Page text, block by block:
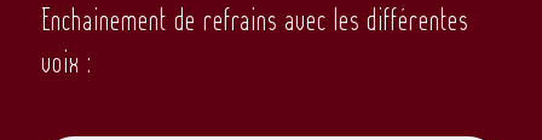
Enchainement de refrains avec les différentes
voix :